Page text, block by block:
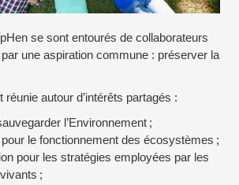
se sont entourés de collaborateurs
une aspiration commune : préserver la
réunie autour d’intérêts partagés :
l’Environnement ;
le fonctionnement des écosystèmes ;
pour les stratégies employées par les
;